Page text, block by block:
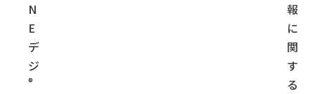
N
E
デ
ジ
®
報
に
関
す
る